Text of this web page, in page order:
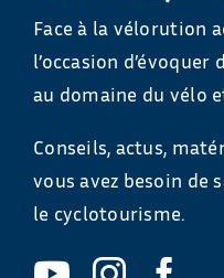
Face à la vélorution
l’occasion
au domaine du vélo
Conseils, actus,
vous avez besoin de
le cyclotourisme.